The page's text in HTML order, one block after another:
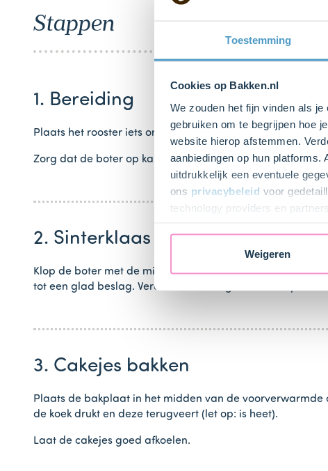
Toestemming
Cookies op Bakken.nl
We zouden het fijn vinden als
gebruiken om te begrijpen hoe
website hierop afstemmen.
aanbiedingen op hun
uitdrukkelijk een eventuele
ons privacybeleid voor
technology providers en
Weigeren
Stappen
1. Bereiding
Plaats het rooster iets onder het midden van de oven en
Zorg dat de boter op kamertemperatuur en zacht is.
2. Sinterklaas cakejes maken
Klop de boter met de mixer in een beslagkom zacht.
tot een glad beslag. Verdeel het beslag met 2 eetlepels of
3. Cakejes bakken
Plaats de bakplaat in het midden van de voorverwarmde
de koek drukt en deze terugveert (let op: is heet).
Laat de cakejes goed afkoelen.